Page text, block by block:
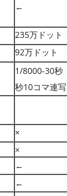
←
235万ドット
92万ドット
1/8000-30秒
秒10コマ連写
×
×
←
←